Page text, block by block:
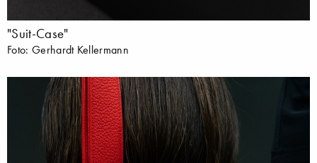
"Suit-Case"
Foto: Gerhardt Kellermann